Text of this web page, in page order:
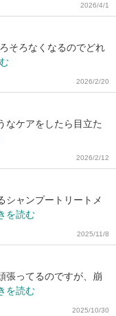
2026/4/1
そろなくなるのでどれ
2026/2/20
なケアをしたら目立た
2026/2/12
シャンプートリートメ
を読む
2025/11/8
張ってるのですが、崩
を読む
2025/10/30